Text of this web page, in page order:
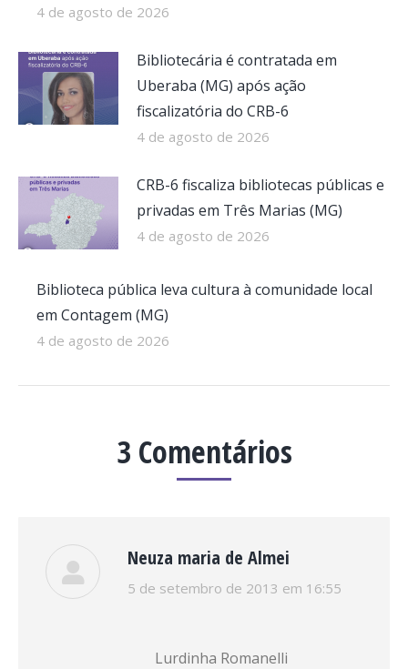
4 de agosto de 2026
Bibliotecária é contratada em
Uberaba (MG) após ação
fiscalizatória do CRB-6
4 de agosto de 2026
CRB-6 fiscaliza bibliotecas públicas e
privadas em Três Marias (MG)
4 de agosto de 2026
Biblioteca pública leva cultura à comunidade local
em Contagem (MG)
4 de agosto de 2026
3 Comentários
Neuza maria de Almei
disse:
5 de setembro de 2013 em 16:55
Lurdinha Romanelli